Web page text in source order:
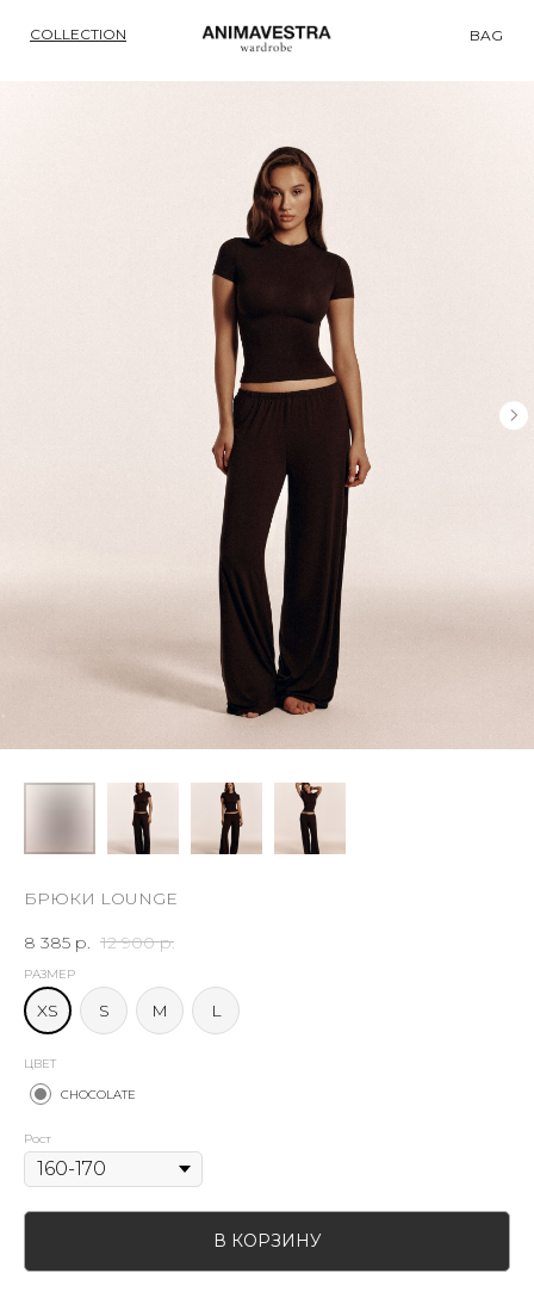
BAG
COLLECTION
БРЮКИ LOUNGE
8 385 р. 12 900 р.
РАЗМЕР
XS S M L
ЦВЕТ
CHOCOLATE
Рост
В КОРЗИНУ